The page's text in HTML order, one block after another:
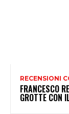
RECENSIONI
FRANCESCO
GROTTE CON